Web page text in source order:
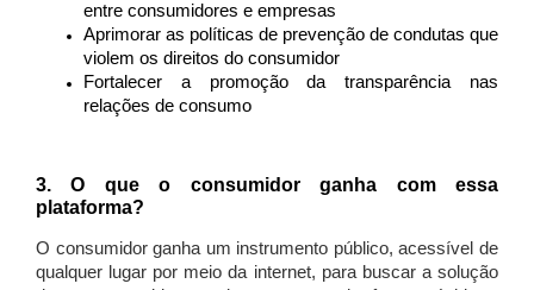
entre consumidores e empresas
Aprimorar as políticas de prevenção de condutas que
violem os direitos do consumidor
Fortalecer a promoção da transparência nas
relações de consumo
3. O que o consumidor ganha com essa
plataforma?
O consumidor ganha um instrumento público, acessível de
qualquer lugar por meio da internet, para buscar a solução